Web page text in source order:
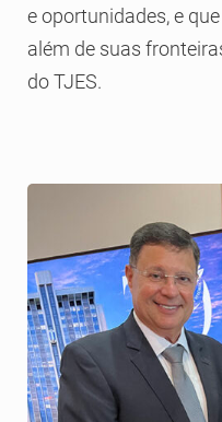
e oportunidades, e
além de suas
do TJES.